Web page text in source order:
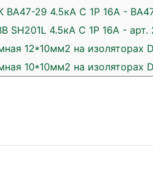
ВА47-29 4.5кА C 1P 16A -
SH201L 4.5кА C 1P 16А - арт.
12*10мм2 на изоляторах
10*10мм2 на изоляторах